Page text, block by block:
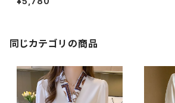
長袖トップス チュニック ベージ
二の腕カバー シンプル シャツブ
ラウス 大人 カジュアル オフィス
同じカテゴリの商品